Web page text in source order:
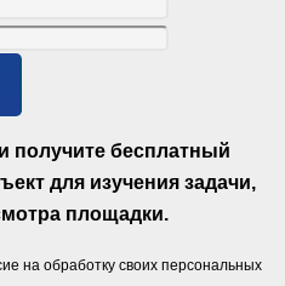
получите бесплатный
для изучения задачи,
площадки.
на обработку своих персональных